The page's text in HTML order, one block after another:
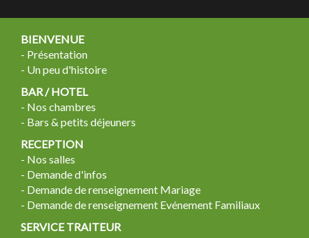
BIENVENUE
- Présentation
- Un peu d'histoire
BAR / HOTEL
- Nos chambres
- Bars & petits déjeuners
RECEPTION
- Nos salles
- Demande d'infos
- Demande de renseignement Mariage
- Demande de renseignement Evénement Familiaux
SERVICE TRAITEUR